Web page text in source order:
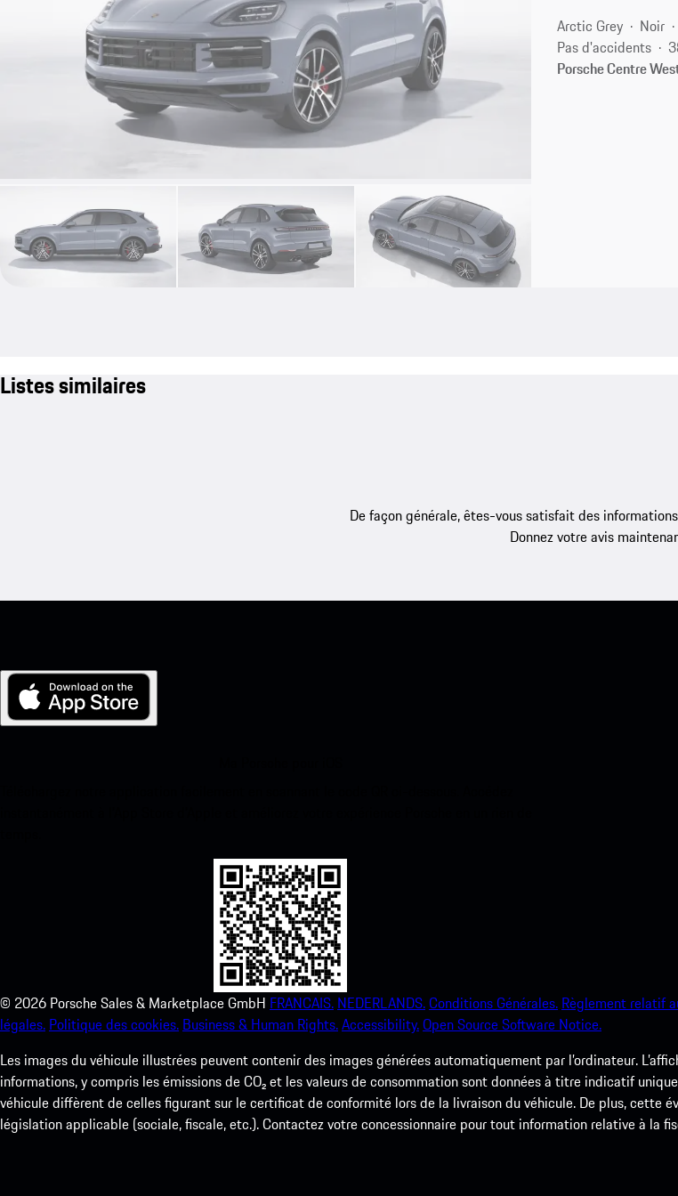
Arctic Grey Noir
Pas d'accidents
Porsche Centre
Listes similaires
De façon générale, êtes-vous satisfait des
Donnez votre avis
© 2026 Porsche Sales & Marketplace GmbH FRANCAIS. NEDERLANDS.Conditions Générales. Règlement relatif
légales. Politique des cookies. Business & Human Rights.Accessibility.Open Source Software Notice.
Les images du véhicule illustrées peuvent contenir des images générées automatiquement par l’ordinateur.
informations, y compris les émissions de CO₂ et les valeurs de consommation sont données à titre indicatif
véhicule diffèrent de celles figurant sur le certificat de conformité lors de la livraison du véhicule. De plus, cette
législation applicable (sociale, fiscale, etc.). Contactez votre concessionnaire pour tout information relative à la